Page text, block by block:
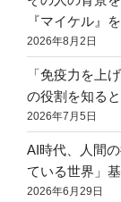
『マイケル』
2026年8月2日
「免疫力を上
の役割を知る
2026年7月5日
AI時代、人間
ている世界」
2026年6月29日